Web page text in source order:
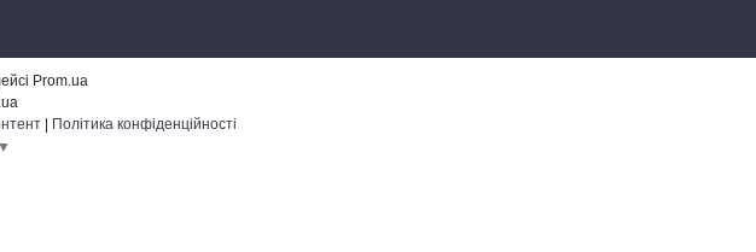
Prom.ua
| Політика конфіденційності
▼